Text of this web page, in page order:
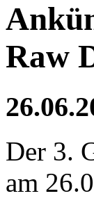
Raw
Der 3.
am